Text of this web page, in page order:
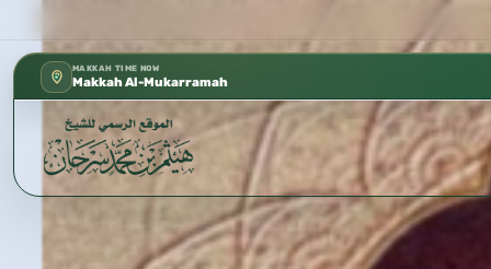
MAKKAH TIME NOW
Makkah Al-Mukarramah